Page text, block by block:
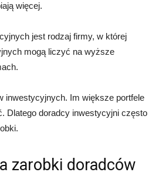
więcej.
jest rodzaj firmy, w której
mogą liczyć na wyższe
inwestycyjnych. Im większe portfele
Dlatego doradcy inwestycyjni często
zarobki doradców